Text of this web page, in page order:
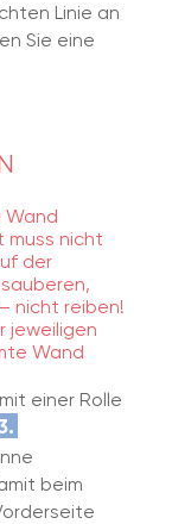
Linie an
Sie eine
Wand
nicht
der
nicht reiben!
jeweiligen
Wand
einer Rolle
beim